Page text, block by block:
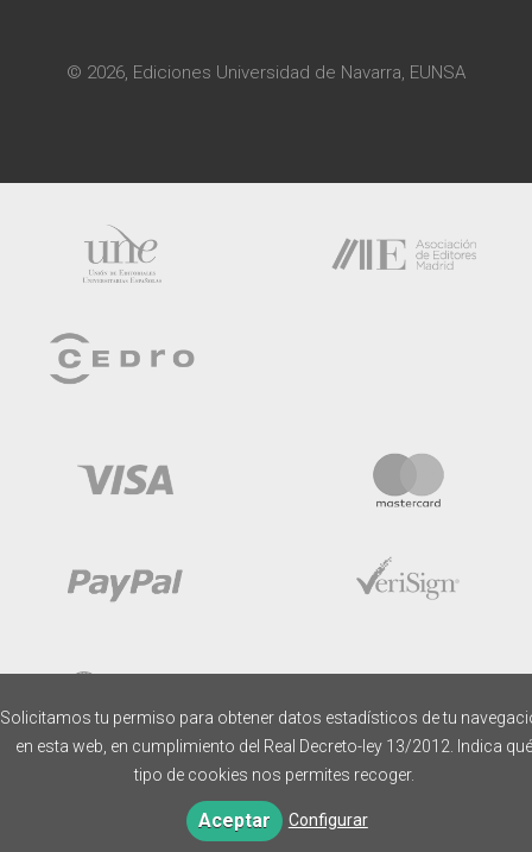
© 2026, Ediciones Universidad de Navarra, EUNSA
Solicitamos tu permiso para obtener datos estadísticos de tu
en esta web, en cumplimiento del Real Decreto-ley 13/2012. Indica qué
tipo de cookies nos permites recoger.
Aceptar Configurar